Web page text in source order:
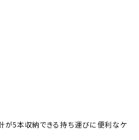
が5本収納できる持ち運びに便利なケ